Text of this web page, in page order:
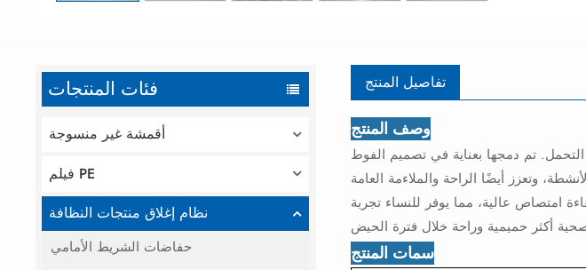
فئات المنتجات
أقمشة غير منسوجة
فيلم PE
نظام إغلاق منتجات النظافة
حفاضات الشريط الأمامي
تفاصيل المنتج
وصف المنتج
التحمل. تم دمجها بعناية في تصميم الفوط
وتعزز أيضًا الراحة والملاءمة العامة
امتصاص عالية، مما يوفر للنساء تجربة
سمات المنتج